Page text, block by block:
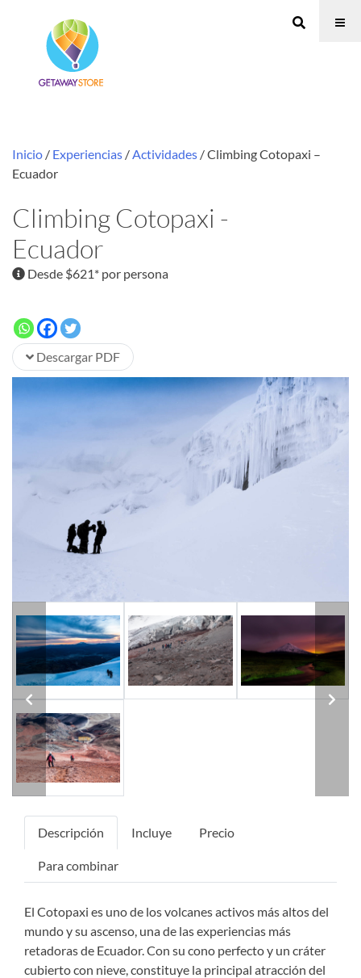
Inicio / Experiencias / Actividades / Climbing Cotopaxi –
Ecuador
Climbing Cotopaxi -
Ecuador
Desde $621* por persona
Descargar PDF
Previous Next
Descripción Incluye Precio
Para combinar
El Cotopaxi es uno de los volcanes activos más altos del
mundo y su ascenso, una de las experiencias más
retadoras de Ecuador. Con su cono perfecto y un cráter
cubierto con nieve, constituye la principal atracción del